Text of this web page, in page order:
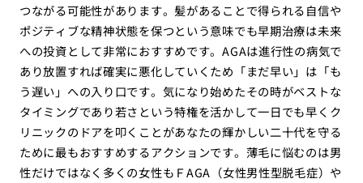
つながる可能性があります。髪があることで得られる自信や
ポジティブな精神状態を保つという意味でも早期治療は未来
への投資として非常におすすめです。AGAは進行性の病気で
あり放置すれば確実に悪化していくため「まだ早い」は「も
う遅い」への入り口です。気になり始めたその時がベストな
タイミングであり若さという特権を活かして一日でも早くク
リニックのドアを叩くことがあなたの輝かしい二十代を守る
ために最もおすすめするアクションです。薄毛に悩むのは男
性だけではなく多くの女性もＦAGA（女性男性型脱毛症）や